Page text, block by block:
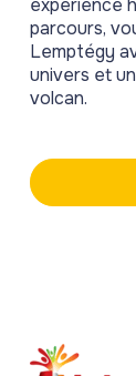
expérience
parcours,
Lemptégy
univers et
volcan.